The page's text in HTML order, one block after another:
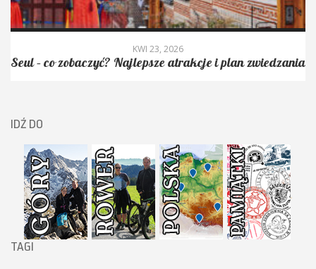
KWI 23, 2026
Seul – co zobaczyć? Najlepsze atrakcje i plan zwiedzania
IDŹ DO
TAGI